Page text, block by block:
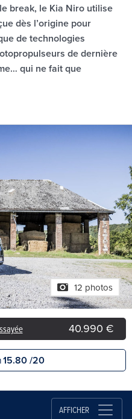
break, le Kia Niro utilise
dès l’origine pour
de technologies
de dernière
qui ne fait que
12 photos
40.990 €
15.80 /20
AFFICHER